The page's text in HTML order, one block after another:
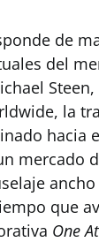
de
del
la
hacia
mercado
que
One